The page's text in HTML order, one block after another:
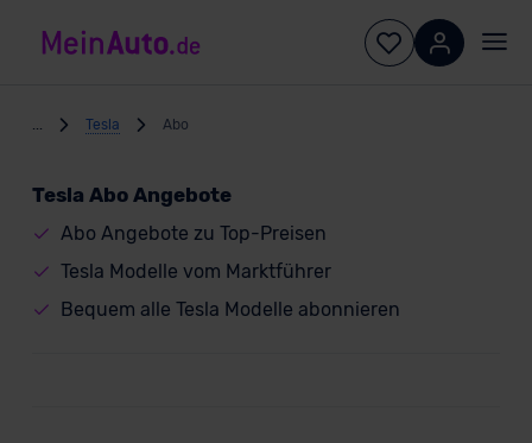
Tesla Abo
Tesla Abo Angebote
Abo Angebote zu Top-Preisen
Tesla Modelle vom Marktführer
Bequem alle Tesla Modelle abonnieren